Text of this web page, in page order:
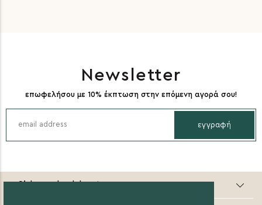
Newsletter
επωφελήσου με 10% έκπτωση στην επόμενη αγορά σου!
εγγραφή
Sider valuable steps